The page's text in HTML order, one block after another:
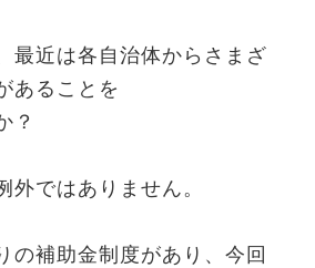
最近は各自治体からさまざ
あることを
？
外ではありません。
の補助金制度があり、今回